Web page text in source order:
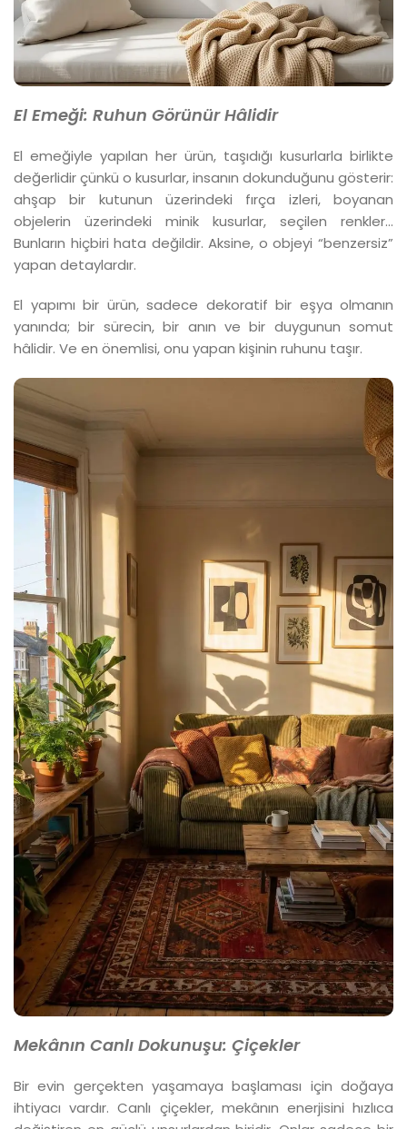
El Emeği: Ruhun GörünürHâlidir
El emeğiyle yapılan her ürün, taşıdığı kusurlarla birlikte
değerlidir çünkü o kusurlar, insanın dokunduğunu gösterir:
ahşap bir kutunun üzerindeki fırça izleri, boyanan
objelerin üzerindeki minik kusurlar, seçilen renkler…
Bunların hiçbiri hata değildir. Aksine, o objeyi “benzersiz”
yapan detaylardır.
El yapımı bir ürün, sadece dekoratif bir eşya olmanın
yanında; bir sürecin, bir anın ve bir duygunun somut
hâlidir. Ve en önemlisi, onu yapan kişinin ruhunu taşır.
Mekânın Canlı Dokunuşu: Çiçekler
Bir evin gerçekten yaşamaya başlaması için doğaya
ihtiyacı vardır. Canlı çiçekler, mekânın enerjisini hızlıca